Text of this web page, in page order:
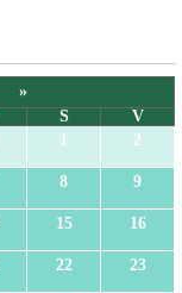
»
S
V
1 2
8 9
15 16
22 23